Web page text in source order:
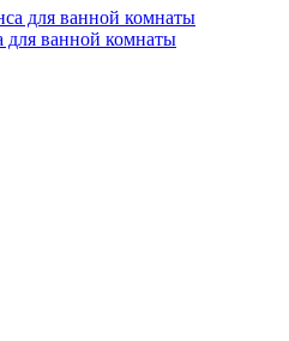
для ванной комнаты
для ванной комнаты